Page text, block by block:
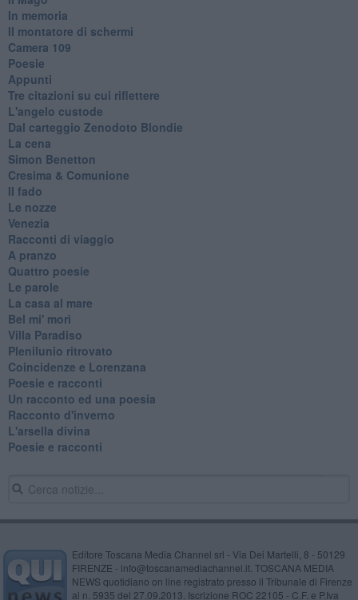
In memoria
Il montatore di schermi
Camera 109
Poesie
Appunti
Tre citazioni su cui riflettere
L'angelo custode
Dal carteggio Zenodoto Blondie
La cena
Simon Benetton
Cresima & Comunione
Il fado
Le nozze
Venezia
Racconti di viaggio
A pranzo
Quattro poesie
Le parole
La casa al mare
Bel mi' morì
Villa Paradiso
Plenilunio ritrovato
Coincidenze e Lorenzana
Poesie e racconti
Un racconto ed una poesia
Racconto d'inverno
​L'arsella divina
Poesie e racconti
Editore Toscana Media Channel srl - Via Dei Martelli, 8 - 50129
FIRENZE - info@toscanamediachannel.it. TOSCANA MEDIA
NEWS quotidiano on line registrato presso il Tribunale di Firenze
al n. 5935 del 27.09.2013. Iscrizione ROC 22105 - C.F. e P.Iva